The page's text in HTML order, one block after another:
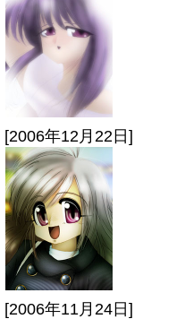
[2006年12月22日]
[2006年11月24日]